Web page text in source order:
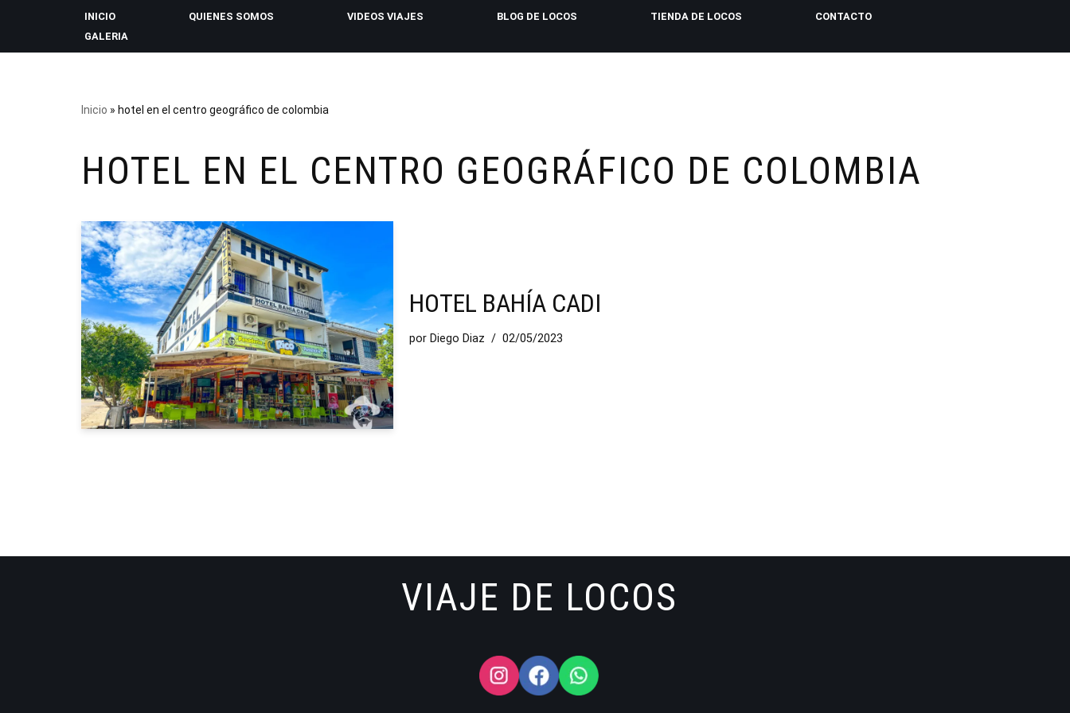
INICIO QUIENES SOMOS VIDEOS VIAJES BLOG DE LOCOS TIENDA DE LOCOS
CONTACTO
GALERIA
Inicio » hotel en el centro geográfico de colombia
HOTEL EN EL CENTRO GEOGRÁFICO DE COLOMBIA
HOTEL BAHÍA CADI
por Diego Diaz 02/05/2023
VIAJE DE LOCOS